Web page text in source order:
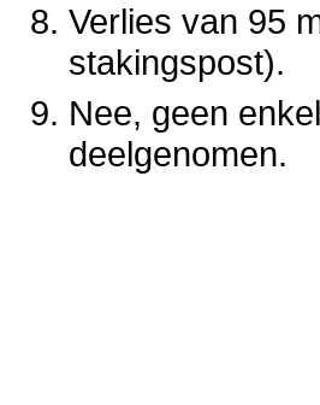
Verlies van 95
stakingspost).
Nee, geen
deelgenomen.